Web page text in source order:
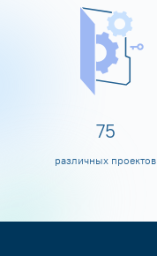
80
различных проектов